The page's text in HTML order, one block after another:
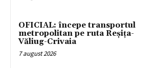
OFICIAL: începe transportul
metropolitan pe ruta Reșița-
Văliug-Crivaia
7 august 2026